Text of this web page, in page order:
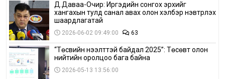
Д.Даваа-Очир: Иргэдийн сонгох эрхийг
хангахын тулд санал авах олон хэлбэр нэвтрүүлэх
шаардлагатай
2026-06-02 09:49:00 63
“Төсвийн нээлттэй байдал 2025”: Төсөвт олон
нийтийн оролцоо бага байна
2026-05-13 13:56:00